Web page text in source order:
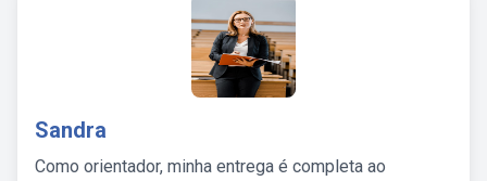
Sandra
Como orientador, minha entrega é completa ao